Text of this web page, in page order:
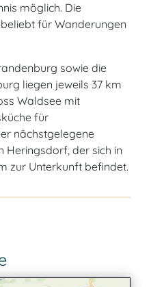
möglich. Die
für Wanderungen
sowie die
liegen jeweils 37 km
Waldsee mit
für
nächstgelegene
Heringsdorf, der sich in
zur Unterkunft befindet.